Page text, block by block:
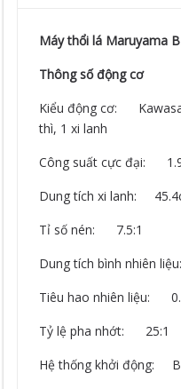
Máy thổi lá Maruyama
Thông số động cơ
Kiểu động cơ:
thì, 1 xi lanh
Công suất cực đại:
Dung tích xi lanh:
Tỉ số nén: 7.5:1
Dung tích bình nhiên
Tiêu hao nhiên liệu:
Tỷ lệ pha nhớt: 25:1
Hệ thống khởi động: